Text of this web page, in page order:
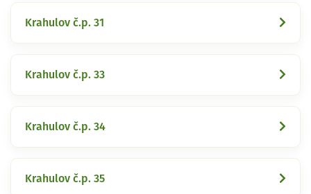
Krahulov č.p. 31
Krahulov č.p. 33
Krahulov č.p. 34
Krahulov č.p. 35